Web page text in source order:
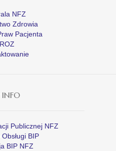
NFZ
Zdrowia
Pacjenta
INFO
Publicznej NFZ
BIP
BIP NFZ